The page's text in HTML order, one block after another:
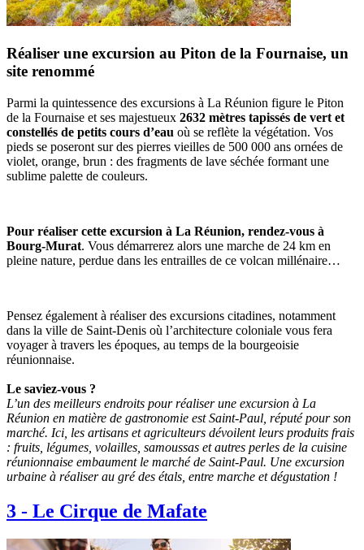
Réaliser une excursion au Piton de la Fournaise, un
site renommé
Parmi la quintessence des excursions à La Réunion figure le Piton
de la Fournaise et ses majestueux 2632 mètres tapissés de vert et
constellés de petits cours d’eau où se reflète la végétation. Vos
pieds se poseront sur des pierres vieilles de 500 000 ans ornées de
violet, orange, brun : des fragments de lave séchée formant une
sublime palette de couleurs.
Pour réaliser cette excursion à La Réunion, rendez-vous à
Bourg-Murat. Vous démarrerez alors une marche de 24 km en
pleine nature, perdue dans les entrailles de ce volcan millénaire…
Pensez également à réaliser des excursions citadines, notamment
dans la ville de Saint-Denis où l’architecture coloniale vous fera
voyager à travers les époques, au temps de la bourgeoisie
réunionnaise.
Le saviez-vous ?
L’un des meilleurs endroits pour réaliser une excursion à La
Réunion en matière de gastronomie est Saint-Paul, réputé pour son
marché. Ici, les artisans et agriculteurs dévoilent leurs produits frais
: fruits, légumes, volailles, samoussas et autres perles de la cuisine
réunionnaise embaument le marché de Saint-Paul. Une excursion
urbaine à réaliser au gré des étals, entre marche et dégustation !
3 - Le Cirque de Mafate